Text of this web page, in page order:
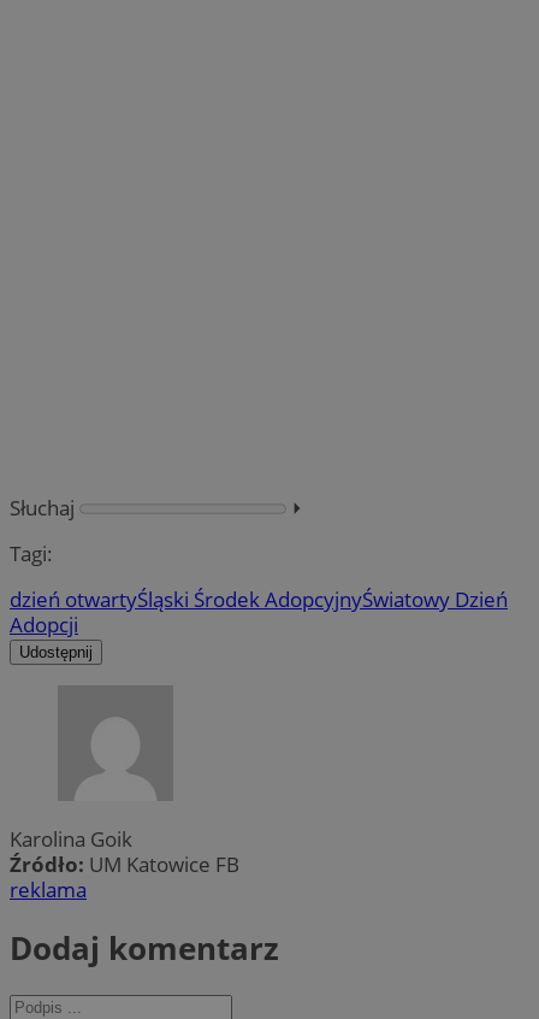
Słuchaj
⏵︎
Tagi:
dzień otwartyŚląski Środek AdopcyjnyŚwiatowy Dzień
Adopcji
Udostępnij
Karolina Goik
Źródło: UM Katowice FB
reklama
Dodaj komentarz